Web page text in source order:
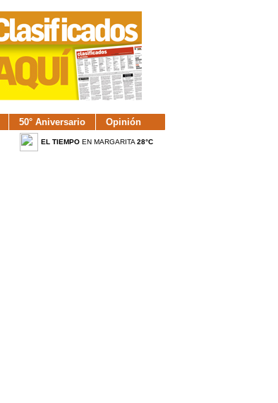
50° Aniversario Opinión
EL TIEMPOEN MARGARITA 28°C